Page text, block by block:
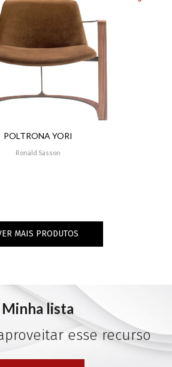
POLTRONA YORI
Ronald Sasson
MAIS PRODUTOS
Minha lista
esse recurso